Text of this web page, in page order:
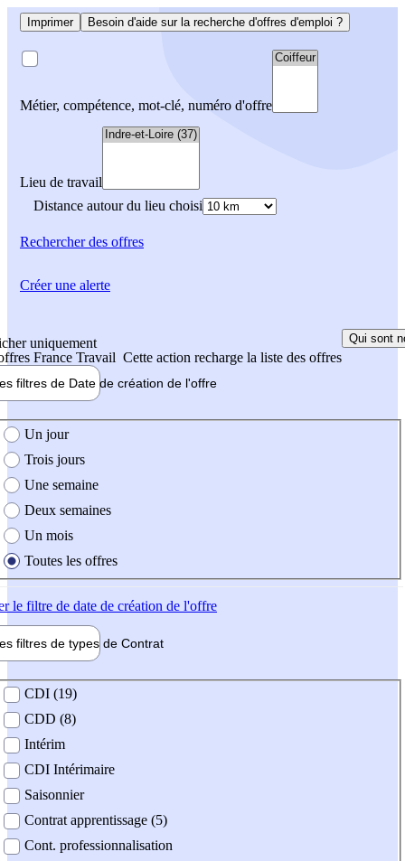
Imprimer Besoin d'aide sur la recherche d'offres d'emploi ?
Métier, compétence, mot-clé, numéro d'offre
Lieu de travail
Distance autour du lieu choisi
Rechercherdes offres
uniquement
France Travail Cette action recharge la liste des offres
Qui sont
filtres de Date de création de l'offre
création de l'offre
Un jour
Trois jours
Une semaine
Deux semaines
Un mois
Toutes les offres
le filtre de date de création de l'offre
filtres de types de Contrat
contrat
CDI (19)
CDD (8)
Intérim
CDI Intérimaire
Saisonnier
Contrat apprentissage (5)
Cont. professionnalisation
Créer une alerte